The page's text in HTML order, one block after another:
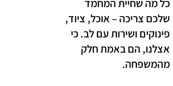
כל מה שחיית המחמד
שלכם צריכה – אוכל, ציוד,
פינוקים ושירות עם לב. כי
אצלנו, הם באמת חלק
מהמשפחה.